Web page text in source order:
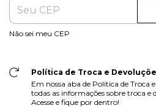
Não sei meu CEP
Política de Troca e
Em nossa aba de Política de Troca
todas as informações sobre troca e
Acesse e fique por dentro!